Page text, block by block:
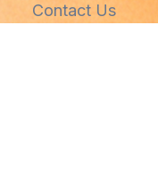
Contact Us